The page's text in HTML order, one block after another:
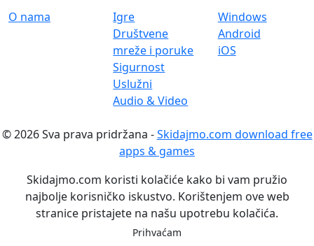
O nama
Igre
Društvene
mreže i poruke
Sigurnost
Uslužni
Audio & Video
Windows
Android
iOS
© 2026 Sva prava pridržana -Skidajmo.com download free
apps & games
Skidajmo.com koristi kolačiće kako bi vam pružio
najbolje korisničko iskustvo. Korištenjem ove web
stranice pristajete na našu upotrebu kolačića.
Prihvaćam